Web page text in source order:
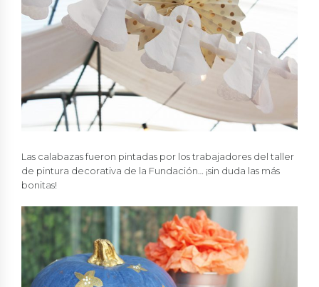
Las calabazas fueron pintadas por los trabajadores del taller
de pintura decorativa de la Fundación… ¡sin duda las más
bonitas!